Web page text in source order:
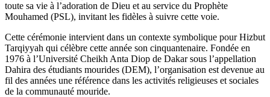
toute sa vie à l’adoration de Dieu et au service du Prophète
Mouhamed (PSL), invitant les fidèles à suivre cette voie.
Cette cérémonie intervient dans un contexte symbolique pour Hizbut
Tarqiyyah qui célèbre cette année son cinquantenaire. Fondée en
1976 à l’Université Cheikh Anta Diop de Dakar sous l’appellation
Dahira des étudiants mourides (DEM), l’organisation est devenue au
fil des années une référence dans les activités religieuses et sociales
de la communauté mouride.